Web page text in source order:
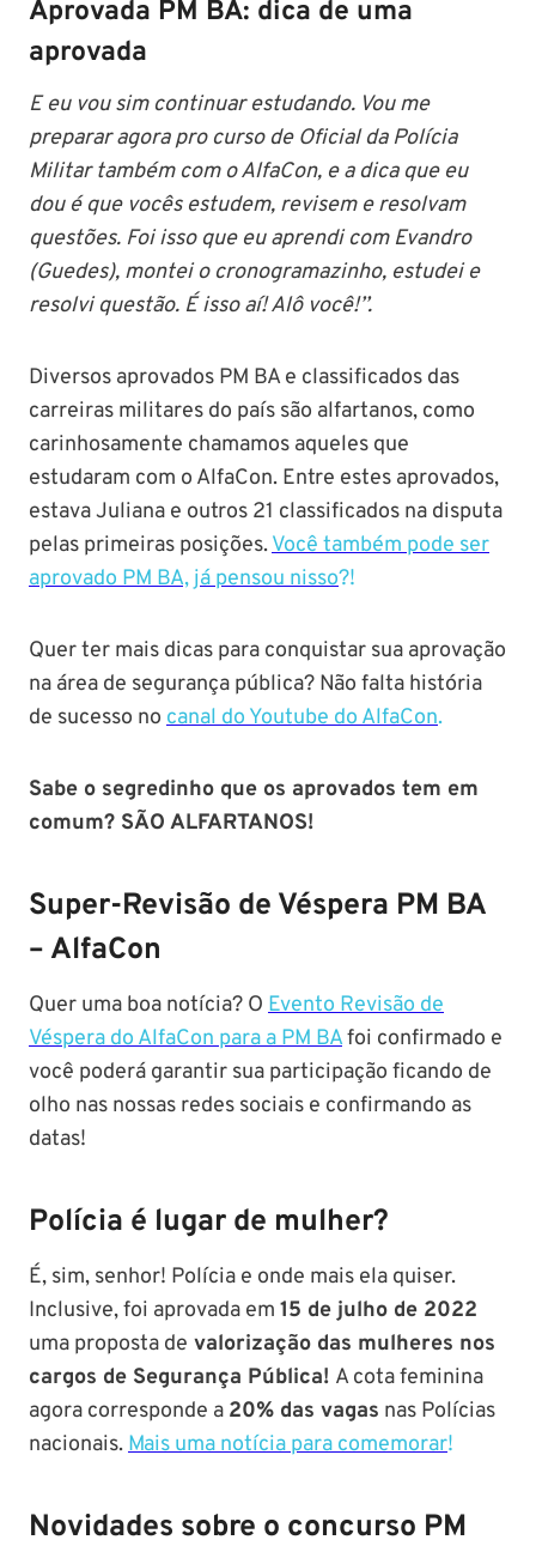
Aprovada PM BA: dica de uma
aprovada
E eu vou sim continuar estudando. Vou me
preparar agora pro curso de Oficial da Polícia
Militar também com o AlfaCon, e a dica que eu
dou é que vocês estudem, revisem e resolvam
questões. Foi isso que eu aprendi com Evandro
(Guedes), montei o cronogramazinho, estudei e
resolvi questão. É isso aí! Alô você!’’.
Diversos aprovados PM BA e classificados das
carreiras militares do país são alfartanos, como
carinhosamente chamamos aqueles que
estudaram com o AlfaCon. Entre estes aprovados,
estava Juliana e outros 21 classificados na disputa
pelas primeiras posições.Você também pode ser
aprovado PM BA, já pensou nisso?!
Quer ter mais dicas para conquistar sua aprovação
na área de segurança pública? Não falta história
de sucesso no canal do Youtube do AlfaCon.
Sabe o segredinho que os aprovados tem em
comum? SÃO ALFARTANOS!
Super-Revisão de Véspera PM BA
– AlfaCon
Quer uma boa notícia? O Evento Revisão de
Véspera do AlfaCon para a PM BAfoi confirmado e
você poderá garantir sua participação ficando de
olho nas nossas redes sociais e confirmando as
datas!
Polícia é lugar de mulher?
É, sim, senhor! Polícia e onde mais ela quiser.
Inclusive, foi aprovada em 15 de julho de 2022
uma proposta de valorização das mulheres nos
cargos de Segurança Pública! A cota feminina
agora corresponde a 20% das vagas nas Polícias
nacionais.Mais uma notícia para comemorar!
Novidades sobre o concurso PM